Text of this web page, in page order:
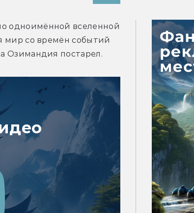
одноимённой вселенной
мир со времён событий
Озимандия постарел.